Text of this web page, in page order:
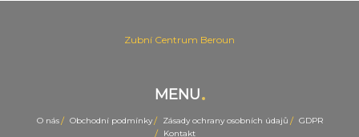
Zubní Centrum Beroun
MENU
O nás Obchodní podmínky Zásady ochrany osobních údajů
GDPR
Kontakt